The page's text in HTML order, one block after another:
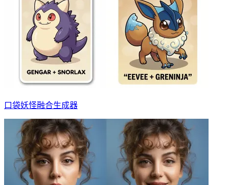
口袋妖怪融合生成器